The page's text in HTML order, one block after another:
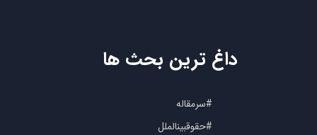
#سرمقاله
#حقوقبینالملل
داغ ترین بحث ها